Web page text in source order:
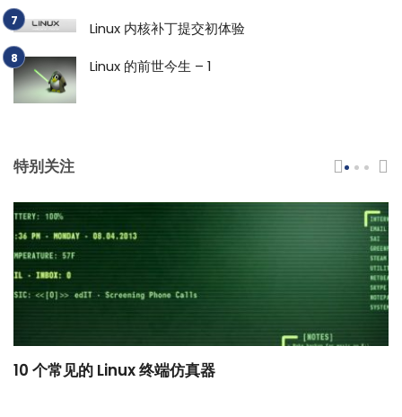
Linux 内核补丁提交初体验
Linux 的前世今生 – 1
特别关注
10 个常见的 Linux 终端仿真器